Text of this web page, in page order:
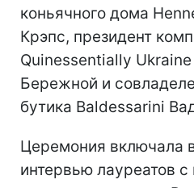
коньячного дома
Крэпс, президент
Quinessentially
Бережной и
бутика Baldessarini
Церемония включала
интервью лауреатов